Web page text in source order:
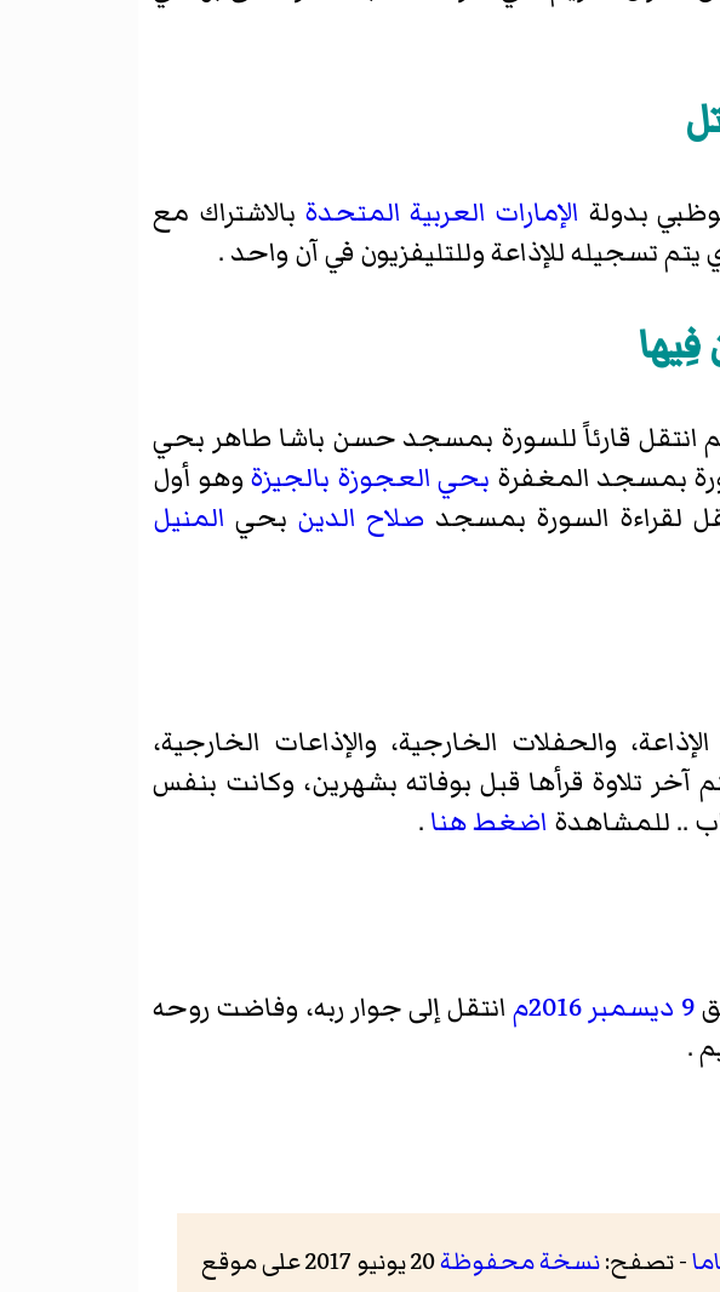
بدولة الإمارات العربية المتحدة بالاشتراك مع
تسجيله للإذاعة وللتليفزيون في آن واحد .
انتقل قارئاً للسورة بمسجد حسن باشا طاهر بحي
بمسجد المغفرة بحي العجوزة بالجيزة وهو أول
لقراءة السورة بمسجد صلاح الدين بحي المنيل
والحفلات الخارجية، والإذاعات الخارجية،
آخر تلاوة قرأها قبل بوفاته بشهرين، وكانت بنفس
.. للمشاهدة اضغط هنا .
9 ديسمبر 2016م انتقل إلى جوار ربه، وفاضت روحه
- تصفح:نسخة محفوظة
20 يونيو 2017 على موقع